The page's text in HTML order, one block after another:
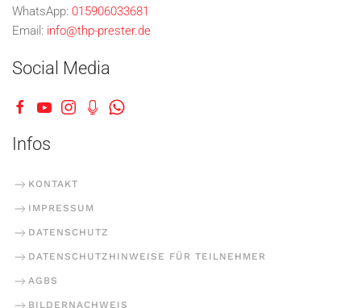
WhatsApp: 015906033681
Email: info@thp-prester.de
Social Media
Infos
KONTAKT
IMPRESSUM
DATENSCHUTZ
DATENSCHUTZHINWEISE FÜR TEILNEHMER
AGBS
BILDERNACHWEIS